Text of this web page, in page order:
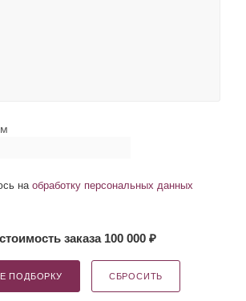
на обработку персональных данных
заказа 100 000 ₽
ПОДБОРКУ СБРОСИТЬ